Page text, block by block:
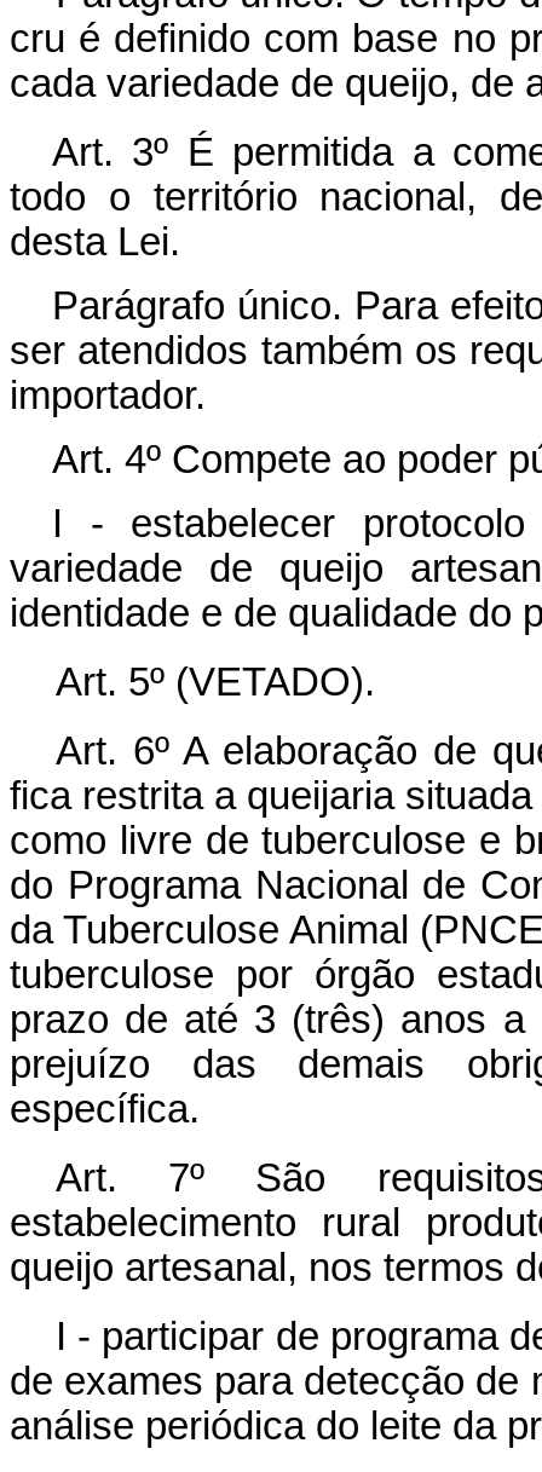
cru é definido com base no
cada variedade de queijo, de
Art. 3º É permitida a
todo o território nacional,
desta Lei.
Parágrafo único. Para
ser atendidos também os
importador.
Art. 4º Compete ao poder
I - estabelecer
variedade de queijo
identidade e de qualidade do
Art. 5º (VETADO).
Art. 6º A elaboração de
fica restrita a queijaria
como livre de tuberculose e
do Programa Nacional de
da Tuberculose Animal
tuberculose por órgão
prazo de até 3 (três) anos a
prejuízo das demais
específica.
Art. 7º São
estabelecimento rural
queijo artesanal, nos termos
I - participar de programa
de exames para detecção
análise periódica do leite da